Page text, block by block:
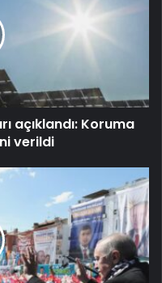
açıklandı: Koruma
verildi